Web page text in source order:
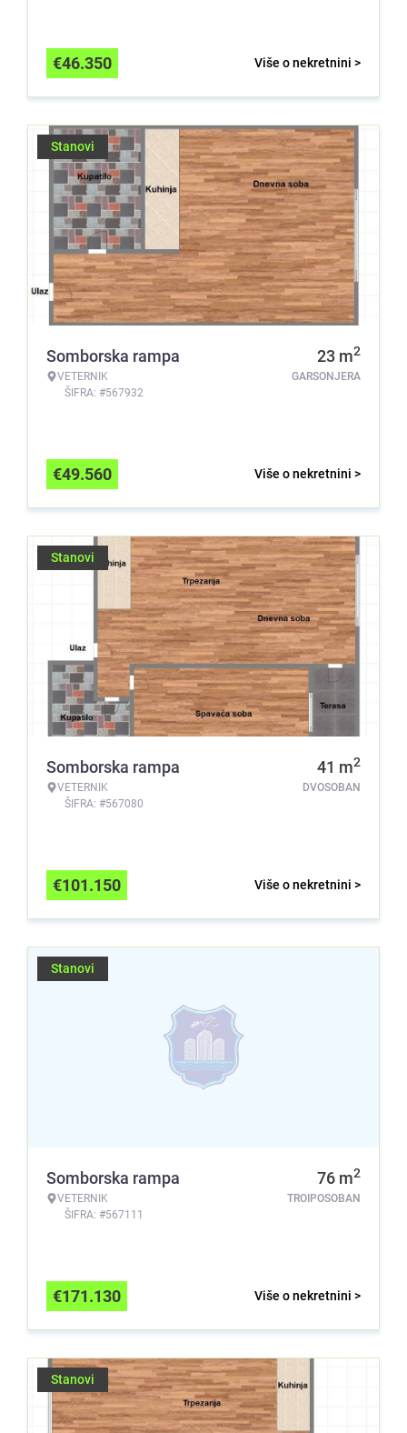
Više o nekretnini >
€46.350
Stanovi
Somborska rampa
VETERNIK
ŠIFRA: #567932
23 m2
GARSONJERA
Više o nekretnini >
€49.560
Stanovi
Somborska rampa
VETERNIK
ŠIFRA: #567080
41 m2
DVOSOBAN
Više o nekretnini >
€101.150
Stanovi
Somborska rampa
VETERNIK
ŠIFRA: #567111
76 m2
TROIPOSOBAN
Više o nekretnini >
€171.130
Stanovi